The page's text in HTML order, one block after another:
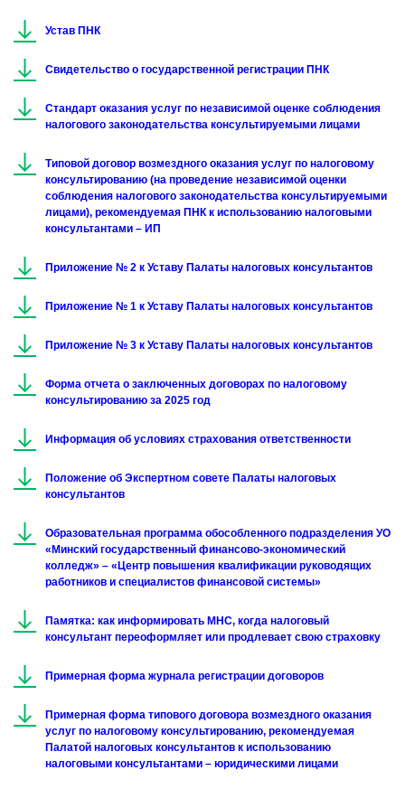
Устав ПНК
Свидетельство о государственной регистрации ПНК
Стандарт оказания услуг по независимой оценке соблюдения
налогового законодательства консультируемыми лицами
Типовой договор возмездного оказания услуг по налоговому
консультированию (на проведение независимой оценки
соблюдения налогового законодательства консультируемыми
лицами), рекомендуемая ПНК к использованию налоговыми
консультантами – ИП
Приложение № 2 к Уставу Палаты налоговых консультантов
Приложение № 1 к Уставу Палаты налоговых консультантов
Приложение № 3 к Уставу Палаты налоговых консультантов
Форма отчета о заключенных договорах по налоговому
консультированию за 2025 год
Информация об условиях страхования ответственности
Положение об Экспертном совете Палаты налоговых
консультантов
Образовательная программа обособленного подразделения УО
«Минский государственный финансово-экономический
колледж» – «Центр повышения квалификации руководящих
работников и специалистов финансовой системы»
Памятка: как информировать МНС, когда налоговый
консультант переоформляет или продлевает свою страховку
Примерная форма журнала регистрации договоров
Примерная форма типового договора возмездного оказания
услуг по налоговому консультированию, рекомендуемая
Палатой налоговых консультантов к использованию
налоговыми консультантами – юридическими лицами